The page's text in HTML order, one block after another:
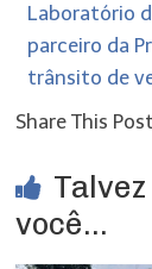
Laboratório
parceiro da
trânsito de
Share This
você...